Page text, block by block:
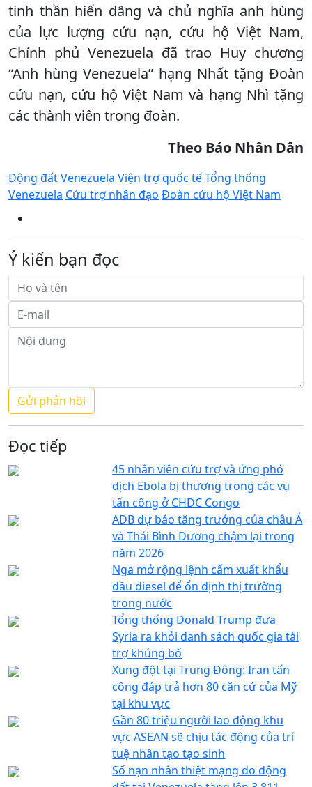
tinh thần hiến dâng và chủ nghĩa anh hùng
của lực lượng cứu nạn, cứu hộ Việt Nam,
Chính phủ Venezuela đã trao Huy chương
“Anh hùng Venezuela” hạng Nhất tặng Đoàn
cứu nạn, cứu hộ Việt Nam và hạng Nhì tặng
các thành viên trong đoàn.
Theo Báo Nhân Dân
Động đất Venezuela Viện trợ quốc tếTổng thống
Venezuela Cứu trợ nhân đạo Đoàn cứu hộ Việt Nam
Ý kiến bạn đọc
Đọc tiếp
45 nhân viên cứu trợ và ứng phó
dịch Ebola bị thương trong các vụ
tấn công ở CHDC Congo
ADB dự báo tăng trưởng của châu Á
và Thái Bình Dương chậm lại trong
năm 2026
Nga mở rộng lệnh cấm xuất khẩu
dầu diesel để ổn định thị trường
trong nước
Tổng thống Donald Trump đưa
Syria ra khỏi danh sách quốc gia tài
trợ khủng bố
Xung đột tại Trung Đông: Iran tấn
công đáp trả hơn 80 căn cứ của Mỹ
tại khu vực
Gần 80 triệu người lao động khu
vực ASEAN sẽ chịu tác động của trí
tuệ nhân tạo tạo sinh
Số nạn nhân thiệt mạng do động